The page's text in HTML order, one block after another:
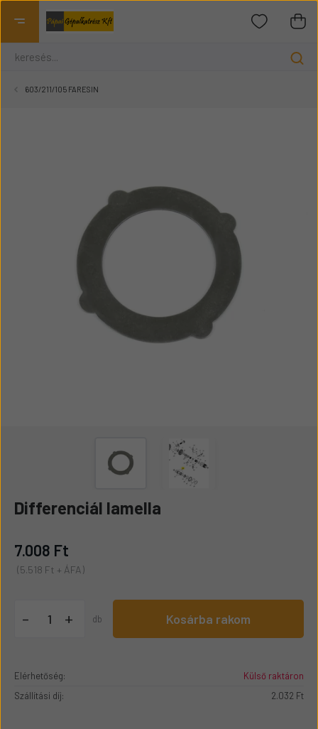
603/211/105 FARESIN
Differenciál lamella
7.008 Ft
(5.518 Ft + ÁFA)
- + db Kosárba rakom
Elérhetőség:
Külső raktáron
Szállítási díj:
2.032 Ft